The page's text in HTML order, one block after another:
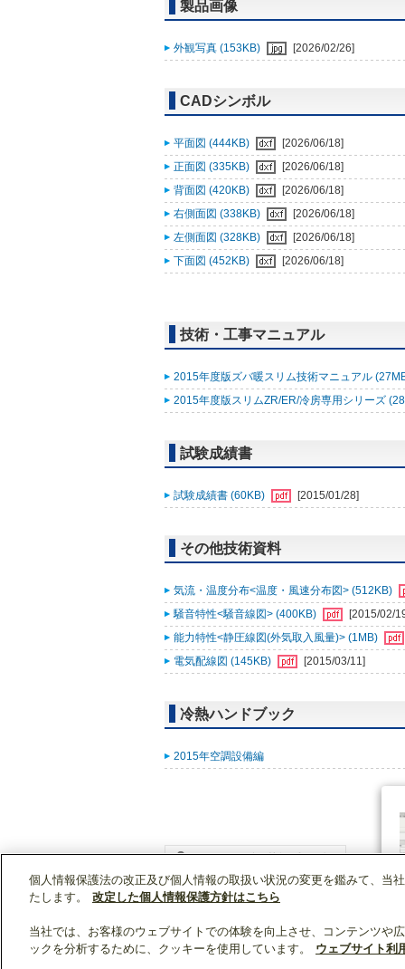
製品画像
外観写真 (153KB) [2026/02/26]
CADシンボル
平面図 (444KB)
[2026/06/18]
正面図 (335KB)
[2026/06/18]
背面図 (420KB)
[2026/06/18]
右側面図 (338KB)
[2026/06/18]
左側面図 (328KB)
[2026/06/18]
下面図 (452KB)
[2026/06/18]
技術・工事マニュアル
2015年度版ズバ暖スリム技術マニュアル
2015年度版スリムZR/ER/冷房専用シリーズ
試験成績書
試験成績書 (60KB) [2015/01/28]
その他技術資料
気流・温度分布<温度・風速分布図> (512KB)
騒音特性<騒音線図> (400KB)
[2015/02/
能力特性<静圧線図(外気取入風量)> (1MB)
電気配線図 (145KB)
[2015/03/11]
冷熱ハンドブック
2015年空調設備編
WIN2Kトップ 製品情報
個人情報保護法の改正及び個人情報の取扱い状況の変更を鑑みて、当
たします。
改定した個人情報保護方針はこちら
当社では、お客様のウェブサイトでの体験を向上させ、コンテンツや
ックを分析するために、クッキーを使用しています。
ウェブサイト利